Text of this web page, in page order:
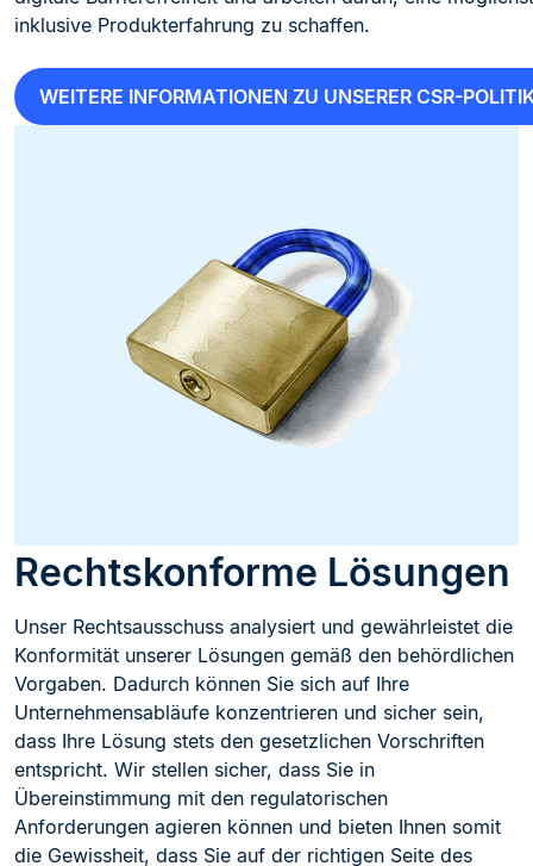
inklusive Produkterfahrung zu schaffen.
WEITERE INFORMATIONEN ZU UNSERER CSR-
Rechtskonforme Lösungen
Unser Rechtsausschuss analysiert und gewährleistet die
Konformität unserer Lösungen gemäß den behördlichen
Vorgaben. Dadurch können Sie sich auf Ihre
Unternehmensabläufe konzentrieren und sicher sein,
dass Ihre Lösung stets den gesetzlichen Vorschriften
entspricht. Wir stellen sicher, dass Sie in
Übereinstimmung mit den regulatorischen
Anforderungen agieren können und bieten Ihnen somit
die Gewissheit, dass Sie auf der richtigen Seite des